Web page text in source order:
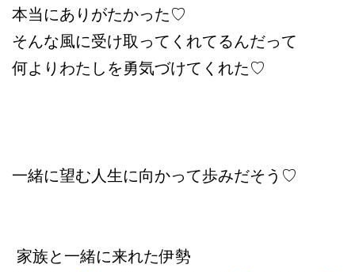
本当にありがたかった♡
そんな風に受け取ってくれてるんだって
何よりわたしを勇気づけてくれた♡
一緒に望む人生に向かって歩みだそう♡
家族と一緒に来れた伊勢